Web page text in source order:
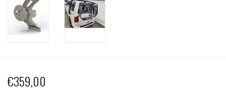
€359,00